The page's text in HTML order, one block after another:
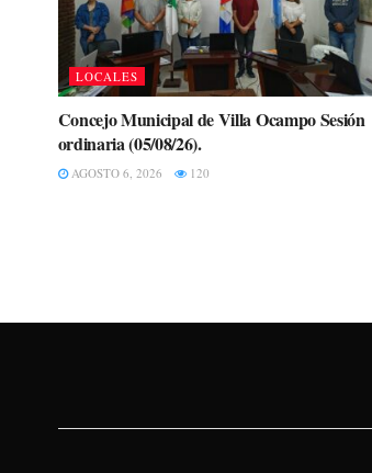
LOCALES
Concejo Municipal de Villa Ocampo Sesión
ordinaria (05/08/26).
AGOSTO 6, 2026 120